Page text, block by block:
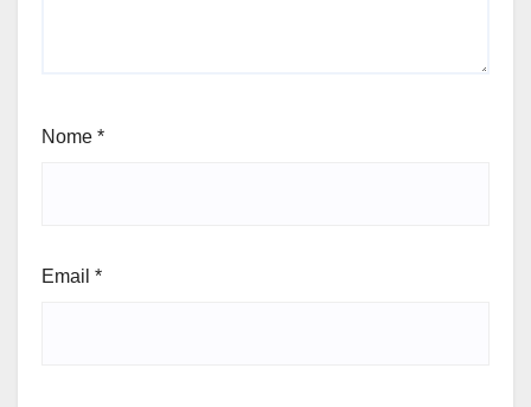
Nome *
Email *